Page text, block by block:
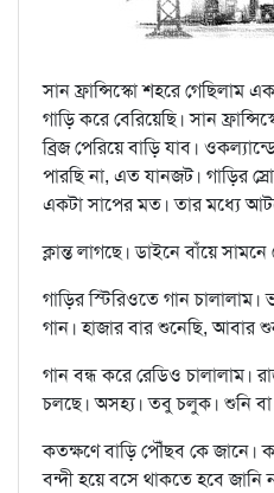
সান ফ্রান্সিস্কো শহরে গেছিলাম
গাড়ি করে বেরিয়েছি। সান
ব্রিজ পেরিয়ে বাড়ি যাব।
পারছি না, এত যানজট। গাড়ির
একটা সাপের মত। তার মধ‍্যে
ক্লান্ত লাগছে। ডাইনে বাঁয়ে
গাড়ির স্টিরিওতে গান
গান। হাজার বার শুনেছি, আবার
গান বন্ধ করে রেডিও চালালাম।
চলছে। অসহ‍্য। তবু চলুক। শুনি বা
কতক্ষণে বাড়ি পৌঁছব কে জানে।
বন্দী হয়ে বসে থাকতে হবে জানি